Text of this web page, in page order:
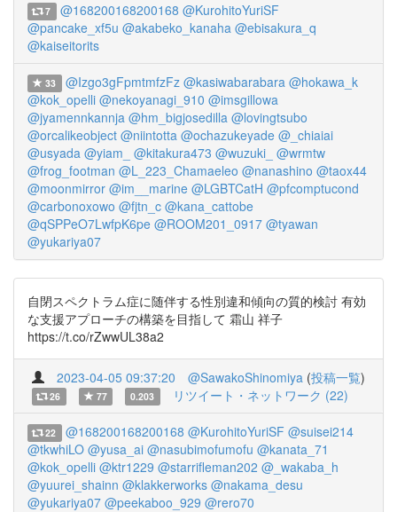
7 @168200168200168 @KurohitoYuriSF
@pancake_xf5u @akabeko_kanaha @ebisakura_q
@kaiseitorits
33 @Izgo3gFpmtmfzFz @kasiwabarabara @hokawa_k
@kok_opelli @nekoyanagi_910 @imsgillowa
@jyamennkannja @hm_bigjosedilla @lovingtsubo
@orcalikeobject @niintotta @ochazukeyade @_chiaiai
@usyada @yiam_ @kitakura473 @wuzuki_ @wrmtw
@frog_footman @L_223_Chamaeleo @nanashino @taox44
@moonmirror @im__marine @LGBTCatH @pfcomptucond
@carbonoxowo @fjtn_c @kana_cattobe
@qSPPeO7LwfpK6pe @ROOM201_0917 @tyawan
@yukariya07
自閉スペクトラム症に随伴する性別違和傾向の質的検討 有効
な支援アプローチの構築を目指して 霜山 祥子
https://t.co/rZwwUL38a2
2023-04-05 09:37:20 @SawakoShinomiya (投稿一覧)
26 77 0.203 リツイート・ネットワーク (22)
22 @168200168200168 @KurohitoYuriSF @suisei214
@tkwhiLO @yusa_ai @nasubimofumofu @kanata_71
@kok_opelli @ktr1229 @starrifleman202 @_wakaba_h
@yuurei_shainn @klakkerworks @nakama_desu
@yukariya07 @peekaboo_929 @rero70